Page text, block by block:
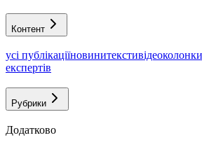
Контент
усі публікаціїновинитекстивідеоколонки
експертів
Рубрики
Додатково